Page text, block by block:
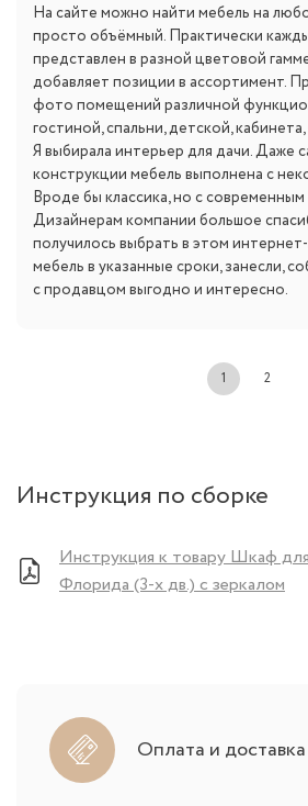
На сайте можно найти мебель на
просто объёмный. Практически
представлен в разной цветовой
добавляет позиции в ассортимент.
фото помещений различной
гостиной, спальни, детской,
Я выбирала интерьер для дачи. Даже
конструкции мебель выполнена с
Вроде бы классика, но с
Дизайнерам компании большое
получилось выбрать в этом
мебель в указанные сроки, занесли,
с продавцом выгодно и интересно.
1 2
Инструкция по сборке
Инструкция к товару Шкаф
Флорида (3-х дв.) с зеркалом
Оплата и доставка